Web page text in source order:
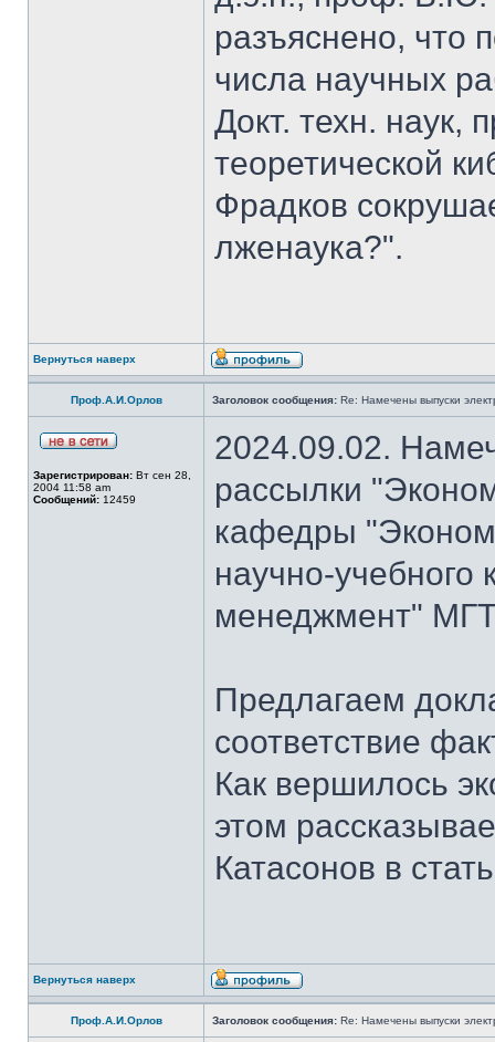
разъяснено, что
числа научных
Докт. техн. наук,
теоретической
Фрадков
лженаука?".
Вернуться наверх
Проф.А.И.Орлов Заголовок сообщения: Re: Намечены выпуски
Зарегистрирован: Вт сен 28,
2004 11:58 am
Сообщений: 12459
2024.09.02.
рассылки
кафедры
научно-
менеджмент"
Предлагаем
соответствие
Как вершилось
этом
Катасонов в
Вернуться наверх
Проф.А.И.Орлов Заголовок сообщения: Re: Намечены выпуски